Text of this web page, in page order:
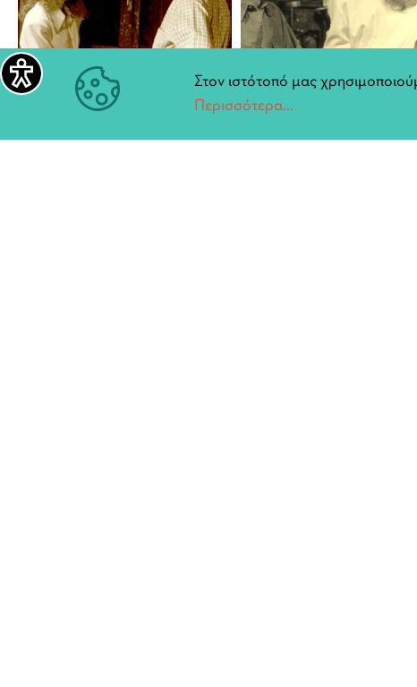
Στον ιστότοπό μας
Περισσότερα...